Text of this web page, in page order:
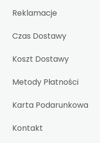
Reklamacje
Czas Dostawy
Koszt Dostawy
Metody Płatności
Karta Podarunkowa
Kontakt